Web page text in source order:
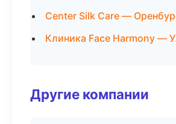
Center Silk Care —
Клиника Face Harmony —
Другие компании